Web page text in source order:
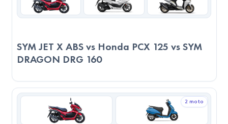
edilen: 2023 SYM JET X TCS. Nihai tercih; ergonomi, sigorta,
SYM JET X ABS vs Honda PCX 125 vs SYM
DRAGON DRG 160
2 moto